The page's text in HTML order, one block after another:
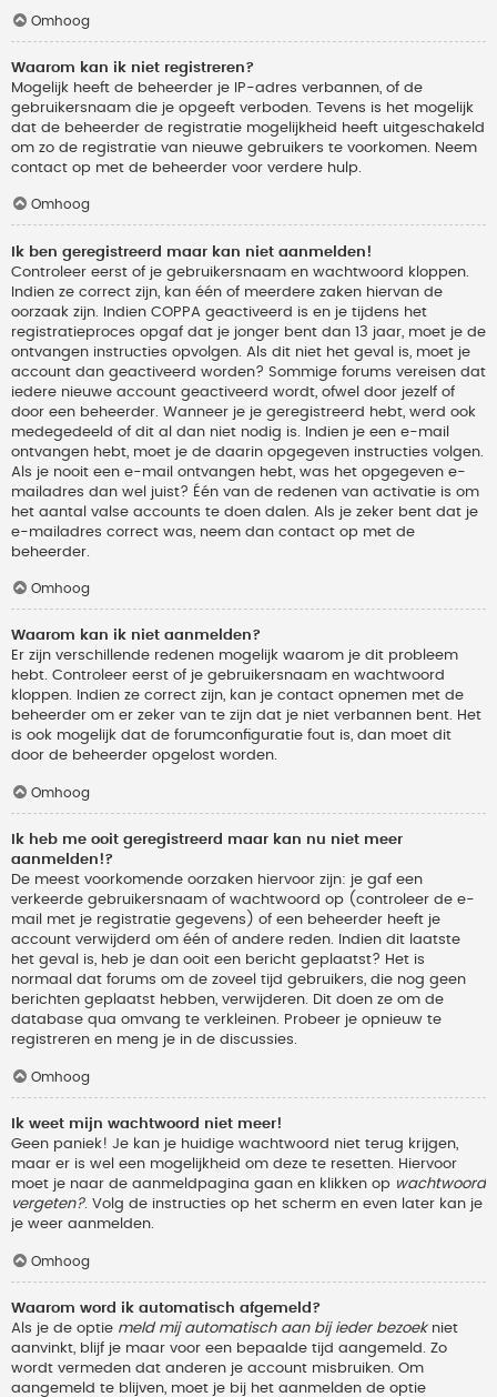
Omhoog
Waarom kan ik niet registreren?
Mogelijk heeft de beheerder je IP-adres verbannen, of de
gebruikersnaam die je opgeeft verboden. Tevens is het mogelijk
dat de beheerder de registratie mogelijkheid heeft uitgeschakeld
om zo de registratie van nieuwe gebruikers te voorkomen. Neem
contact op met de beheerder voor verdere hulp.
Omhoog
Ik ben geregistreerd maar kan niet aanmelden!
Controleer eerst of je gebruikersnaam en wachtwoord kloppen.
Indien ze correct zijn, kan één of meerdere zaken hiervan de
oorzaak zijn. Indien COPPA geactiveerd is en je tijdens het
registratieproces opgaf dat je jonger bent dan 13 jaar, moet je de
ontvangen instructies opvolgen. Als dit niet het geval is, moet je
account dan geactiveerd worden? Sommige forums vereisen dat
iedere nieuwe account geactiveerd wordt, ofwel door jezelf of
door een beheerder. Wanneer je je geregistreerd hebt, werd ook
medegedeeld of dit al dan niet nodig is. Indien je een e-mail
ontvangen hebt, moet je de daarin opgegeven instructies volgen.
Als je nooit een e-mail ontvangen hebt, was het opgegeven e-
mailadres dan wel juist? Één van de redenen van activatie is om
het aantal valse accounts te doen dalen. Als je zeker bent dat je
e-mailadres correct was, neem dan contact op met de
beheerder.
Omhoog
Waarom kan ik niet aanmelden?
Er zijn verschillende redenen mogelijk waarom je dit probleem
hebt. Controleer eerst of je gebruikersnaam en wachtwoord
kloppen. Indien ze correct zijn, kan je contact opnemen met de
beheerder om er zeker van te zijn dat je niet verbannen bent. Het
is ook mogelijk dat de forumconfiguratie fout is, dan moet dit
door de beheerder opgelost worden.
Omhoog
Ik heb me ooit geregistreerd maar kan nu niet meer
aanmelden!?
De meest voorkomende oorzaken hiervoor zijn: je gaf een
verkeerde gebruikersnaam of wachtwoord op (controleer de e-
mail met je registratie gegevens) of een beheerder heeft je
account verwijderd om één of andere reden. Indien dit laatste
het geval is, heb je dan ooit een bericht geplaatst? Het is
normaal dat forums om de zoveel tijd gebruikers, die nog geen
berichten geplaatst hebben, verwijderen. Dit doen ze om de
database qua omvang te verkleinen. Probeer je opnieuw te
registreren en meng je in de discussies.
Omhoog
Ik weet mijn wachtwoord niet meer!
Geen paniek! Je kan je huidige wachtwoord niet terug krijgen,
maar er is wel een mogelijkheid om deze te resetten. Hiervoor
moet je naar de aanmeldpagina gaan en klikken op wachtwoord
vergeten?. Volg de instructies op het scherm en even later kan je
je weer aanmelden.
Omhoog
Waarom word ik automatisch afgemeld?
Als je de optie meld mij automatisch aan bij ieder bezoekniet
aanvinkt, blijf je maar voor een bepaalde tijd aangemeld. Zo
wordt vermeden dat anderen je account misbruiken. Om
aangemeld te blijven, moet je bij het aanmelden de optie